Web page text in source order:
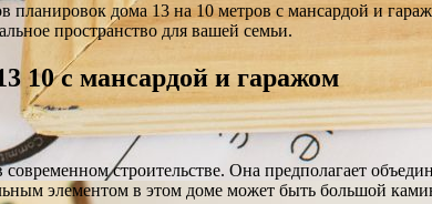
планировок дома 13 на 10 метров с мансардой и
пространство для вашей семьи.
10 с мансардой и гаражом
строительстве. Она предполагает
элементом в этом доме может быть большой